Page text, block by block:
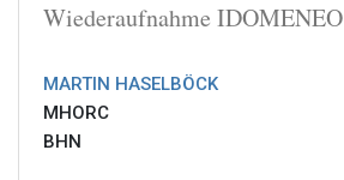
Wiederaufnahme IDOMENEO
MARTIN HASELBÖCK
MHORC
BHN